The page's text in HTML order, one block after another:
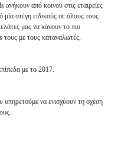
από κοινού στις εταιρείες
στέγη ειδικούς σε όλους τους
μας να κάνουν το πιο
με τους καταναλωτές.
με το 2017.
να ενισχύουν τη σχέση